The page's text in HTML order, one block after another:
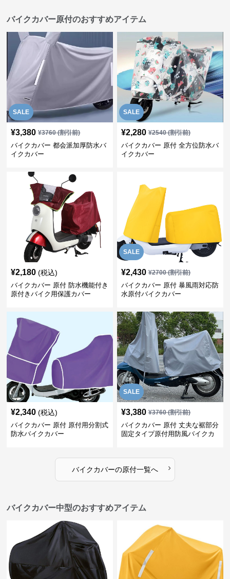
バイクカバー原付のおすすめアイテム
SALE
¥3,380 ¥3760(割引前)
バイクカバー 都会派加厚防水バ
イクカバー
SALE
¥2,280 ¥2540(割引前)
バイクカバー 原付 全方位防水バ
イクカバー
¥2,180 (税込)
バイクカバー 原付 防水機能付き
原付きバイク用保護カバー
SALE
¥2,430 ¥2700(割引前)
バイクカバー 原付 暴風雨対応防
水原付バイクカバー
¥2,340 (税込)
バイクカバー 原付 原付用分割式
防水バイクカバー
SALE
¥3,380 ¥3760(割引前)
バイクカバー 原付 丈夫な裾部分
固定タイプ原付用防風バイクカ
バイクカバーの原付一覧へ ›
バイクカバー中型のおすすめアイテム